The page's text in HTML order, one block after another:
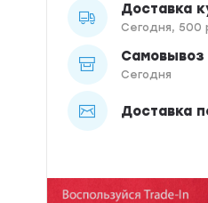
Доставка
Сегодня, 500
Самовывоз
Сегодня
Доставка